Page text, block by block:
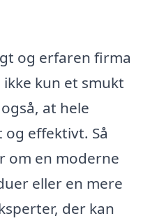
og erfaren firma
kun et smukt
at hele
effektivt. Så
om en moderne
eller en mere
der kan